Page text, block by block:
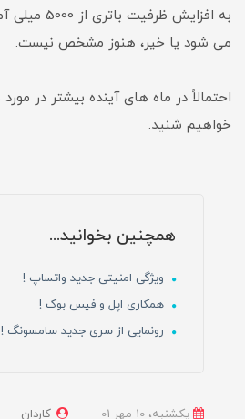
می شود یا خیر، هنوز مشخص نیست.
خواهیم شنید.
همچنین بخوانید...
ویژگی امنیتی جدید واتساپ !
همکاری اپل و فیس بوک !
رونمایی از سری جدید سامسونگ !
یکشنبه، 10 مهر 01 کاردان